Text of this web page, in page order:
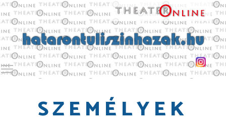
Toggle main menu visibility
SZEMÉLYEK